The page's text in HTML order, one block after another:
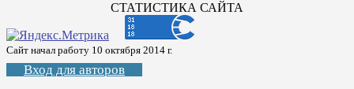
СТАТИСТИКА САЙТА
Сайт начал работу 10 октября 2014 г.
Вход для авторов